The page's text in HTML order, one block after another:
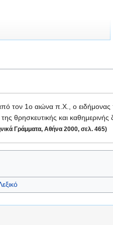
τον 1ο αιώνα π.Χ., ο ειδήμονας
θρησκευτικής και
Γράμματα, Αθήνα 2000, σελ. 465)